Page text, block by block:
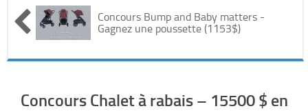
Cinéma
Electronique & Electroménager
Concours Bump and Baby matters -
Gagnez une poussette (1153$)
Concours Chalet à rabais – 15500 $ en